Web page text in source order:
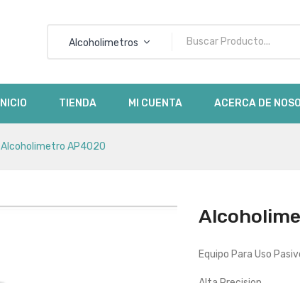
Alcoholimetros
INICIO TIENDA MI CUENTA ACERCA DE
Alcoholimetro AP4020
Equipo Para Uso